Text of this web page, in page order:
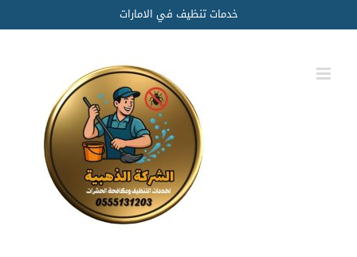
to
content
خدمات تنظيف في الامارات